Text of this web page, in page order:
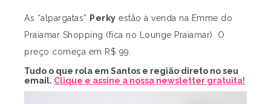
As “alpargatas” Perky estão à venda na Emme do
Praiamar Shopping (fica no Lounge Praiamar). O
preço começa em R$ 99.
Tudo o que rola em Santos e região direto no seu
email. Clique e assine a nossa newsletter gratuita!